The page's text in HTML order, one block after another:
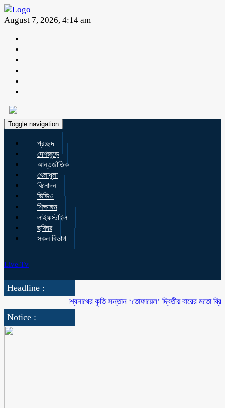
August 7, 2026, 4:14 am
Toggle navigation
প্রচ্ছদ
দেশজুড়ে
আন্তর্জাতিক
খেলাধুলা
বিনোদন
ভিডিও
শিক্ষাঙ্গন
লাইফস্টাইল
ছবিঘর
সকল বিভাগ
Live Tv
Headline :
বিশ্বনাথের কৃতি সন্তান ‘তোফায়েল’ দ্বিতীয় বারের মতো ব্রিটিশ
Notice :